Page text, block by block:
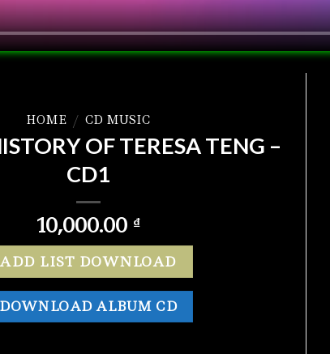
HOME / CD MUSIC
OF TERESA TENG –
CD1
10,000.00 ₫
ADD LIST DOWNLOAD
DOWNLOAD ALBUM CD